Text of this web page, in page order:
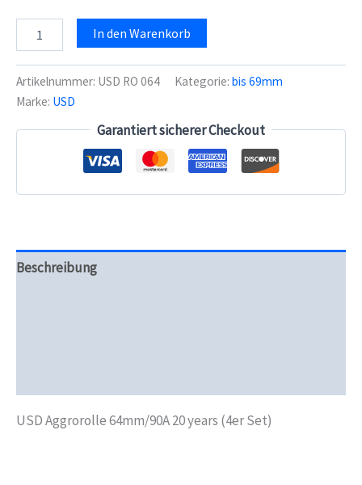
Aggrorolle
20
years
(4er
In den Warenkorb
Artikelnummer: USD RO 064 Kategorie: bis 69mm
Marke: USD
Garantiert sicherer Checkout
Beschreibung
USD Aggrorolle 64mm/90A 20 years (4er Set)